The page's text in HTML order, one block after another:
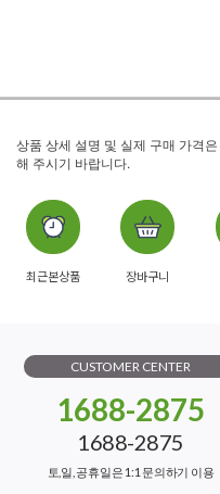
상품 상세 설명 및 실제 구매 가격
해 주시기 바랍니다.
최근본상품 장바구니
CUSTOMER CENTER
1688-2875
1688-2875
토,일, 공휴일은 1:1 문의하기 이용